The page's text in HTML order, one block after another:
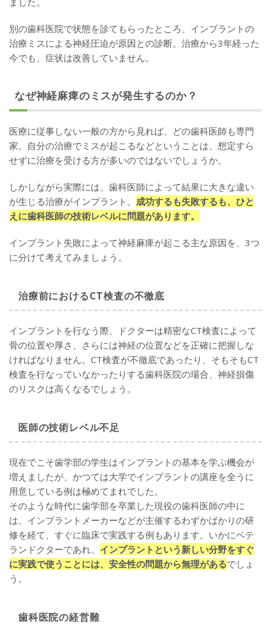
別の歯科医院で状態を診てもらったところ、インプラントの
治療ミスによる神経圧迫が原因との診断。治療から3年経った
今でも、症状は改善していません。
なぜ神経麻痺のミスが発生するのか？
医療に従事しない一般の方から見れば、どの歯科医師も専門
家。自分の治療でミスが起こるなどということは、想定すら
せずに治療を受ける方が多いのではないでしょうか。
しかしながら実際には、歯科医師によって結果に大きな違い
が生じる治療がインプラント。 成功するも失敗するも、ひと
えに歯科医師の技術レベルに問題があります。
インプラント失敗によって神経麻痺が起こる主な原因を、3つ
に分けて考えてみましょう。
治療前におけるCT検査の不徹底
インプラントを行なう際、ドクターは精密なCT検査によって
骨の位置や厚さ、さらには神経の位置などを正確に把握しな
ければなりません。CT検査が不徹底であったり、そもそもCT
検査を行なっていなかったりする歯科医院の場合、神経損傷
のリスクは高くなるでしょう。
医師の技術レベル不足
現在でこそ歯学部の学生はインプラントの基本を学ぶ機会が
増えましたが、かつては大学でインプラントの講座を全うに
用意している例は極めてまれでした。
そのような時代に歯学部を卒業した現役の歯科医師の中に
は、インプラントメーカーなどが主催するわずかばかりの研
修を経て、すぐに臨床で実践する例もあります。いかにベテ
ランドクターであれ、 インプラントという新しい分野をすぐ
に実践で使うことには、安全性の問題から無理があるでしょ
う。
歯科医院の経営難